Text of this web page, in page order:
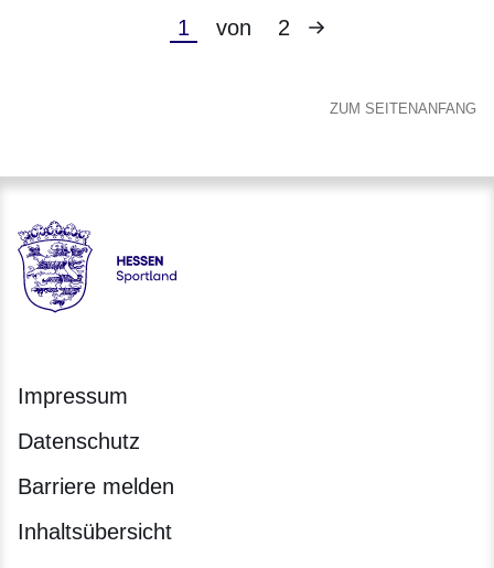
Aktuelle
1 von 2
Nächste
ZUM SEITENANFANG
Hessen - Landesprogramm SPORTLAND HESSEN bewegt
Impressum
Datenschutz
Barriere melden
Inhaltsübersicht